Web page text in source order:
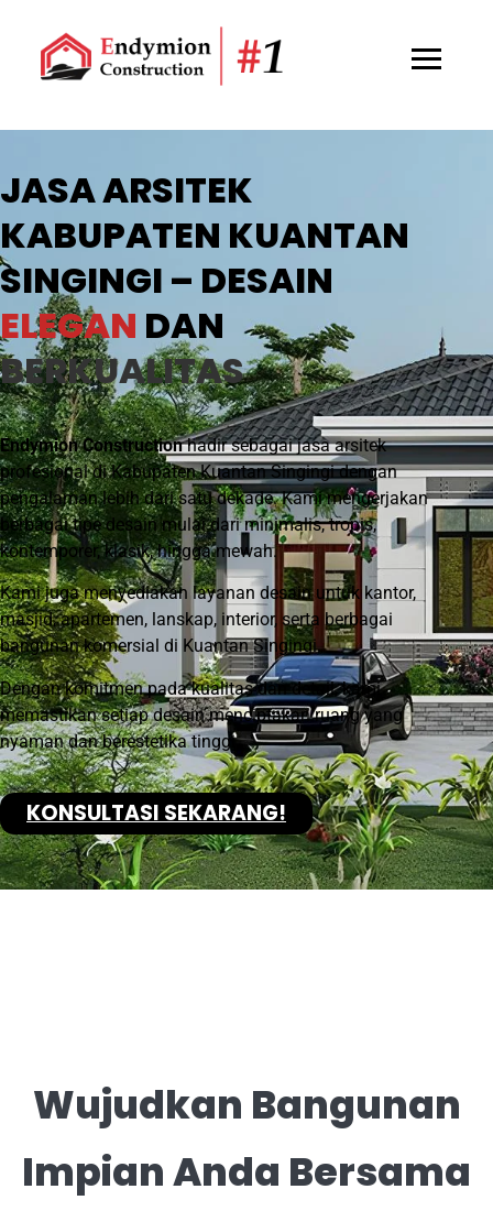
JASA ARSITEK
KABUPATEN KUANTAN
SINGINGI – DESAIN
ELEGAN DAN
BERKUALITAS
Endymion Constructionhadir sebagai jasa arsitek
profesional di Kabupaten Kuantan Singingi dengan
pengalaman lebih dari satu dekade. Kami mengerjakan
berbagai tipe desain mulai dari minimalis, tropis,
kontemporer, klasik, hingga mewah.
Kami juga menyediakan layanan desain untuk kantor,
masjid, apartemen, lanskap, interior, serta berbagai
bangunan komersial di Kuantan Singingi.
Dengan komitmen pada kualitas dan detail, kami
memastikan setiap desain menciptakan ruang yang
nyaman dan berestetika tinggi.
KONSULTASI SEKARANG!
Wujudkan Bangunan
Impian Anda Bersama